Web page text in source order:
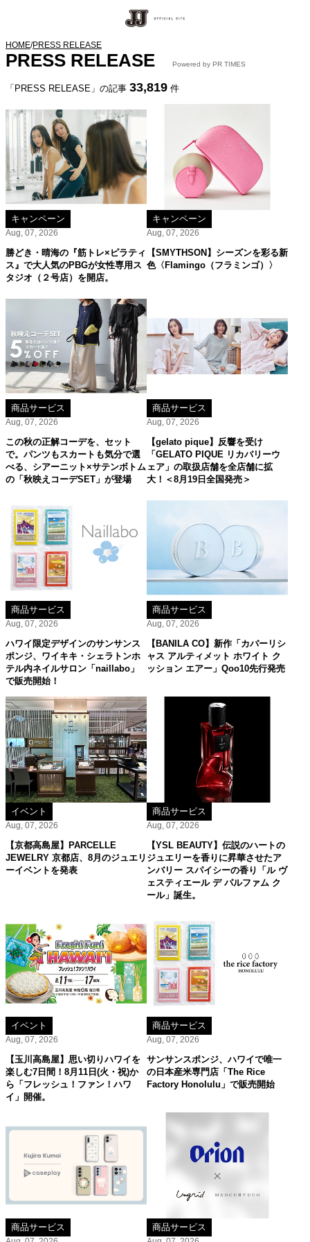
HOME/PRESS RELEASE
PRESS RELEASE Powered by PR TIMES
「PRESS RELEASE」の記事 33,819 件
キャンペーン
Aug, 07, 2026
勝どき・晴海の『筋トレ×ピラティ
ス』で大人気のPBGが女性専用ス
タジオ（２号店）を開店。
キャンペーン
Aug, 07, 2026
【SMYTHSON】シーズンを彩る新
色〈Flamingo（フラミンゴ）〉
商品サービス
Aug, 07, 2026
この秋の正解コーデを、セット
で。パンツもスカートも気分で選
べる、シアーニット×サテンボトム
の「秋映えコーデSET」が登場
商品サービス
Aug, 07, 2026
【gelato pique】反響を受け
「GELATO PIQUE リカバリーウ
ェア」の取扱店舗を全店舗に拡
大！＜8月19日全国発売＞
商品サービス
Aug, 07, 2026
ハワイ限定デザインのサンサンス
ポンジ、ワイキキ・シェラトンホ
テル内ネイルサロン「naillabo」
で販売開始！
商品サービス
Aug, 07, 2026
【BANILA CO】新作「カバーリシ
ャス アルティメット ホワイト ク
ッション エアー」Qoo10先行発売
イベント
Aug, 07, 2026
【京都高島屋】PARCELLE
JEWELRY 京都店、8月のジュエリ
ーイベントを発表
商品サービス
Aug, 07, 2026
【YSL BEAUTY】伝説のハートの
ジュエリーを香りに昇華させたア
ンバリー スパイシーの香り「ル ヴ
ェスティエール デ パルファム ク
ール」誕生。
イベント
Aug, 07, 2026
【玉川高島屋】思い切りハワイを
楽しむ7日間！8月11日(火・祝)か
ら「フレッシュ！ファン！ハワ
イ」開催。
商品サービス
Aug, 07, 2026
サンサンスポンジ、ハワイで唯一
の日本産米専門店「The Rice
Factory Honolulu」で販売開始
商品サービス 商品サービス